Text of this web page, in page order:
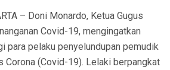
– Doni Monardo, Ketua Gugus
Covid-19, mengingatkan
para pelaku penyelundupan pemudik
Corona (Covid-19). Lelaki berpangkat